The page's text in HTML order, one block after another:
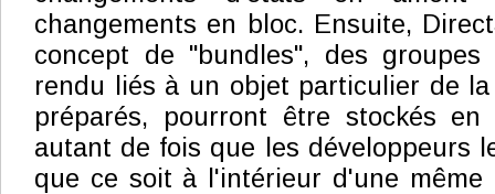
changements en bloc. Ensuite,
concept de "bundles", des groupes
rendu liés à un objet particulier de
préparés, pourront être stockés
autant de fois que les développeurs
que ce soit à l'intérieur d'une même